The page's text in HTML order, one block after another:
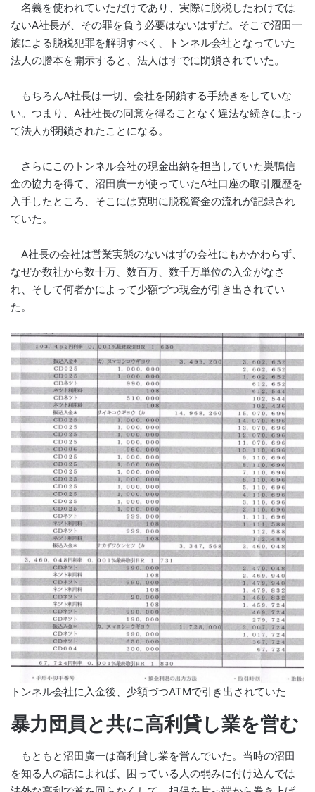
名義を使われていただけであり、実際に脱税したわけでは
ないA社長が、その罪を負う必要はないはずだ。そこで沼田一
族による脱税犯罪を解明すべく、トンネル会社となっていた
法人の謄本を開示すると、法人はすでに閉鎖されていた。
もちろんA社長は一切、会社を閉鎖する手続きをしていな
い。つまり、A社社長の同意を得ることなく違法な続きによっ
て法人が閉鎖されたことになる。
さらにこのトンネル会社の現金出納を担当していた巣鴨信
金の協力を得て、沼田廣一が使っていたA社口座の取引履歴を
入手したところ、そこには克明に脱税資金の流れが記録され
ていた。
A社長の会社は営業実態のないはずの会社にもかかわらず、
なぜか数社から数十万、数百万、数千万単位の入金がなさ
れ、そして何者かによって少額づつ現金が引き出されてい
た。
トンネル会社に入金後、少額づつATMで引き出されていた
暴力団員と共に高利貸し業を営む
もともと沼田廣一は高利貸し業を営んでいた。当時の沼田
を知る人の話によれば、困っている人の弱みに付け込んでは